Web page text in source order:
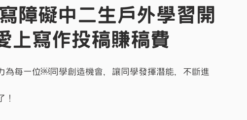
障礙中二生戶外學習開
寫作投稿賺稿費
為每一位￼同學創造機會，讓同學發揮潛能，不斷進
！